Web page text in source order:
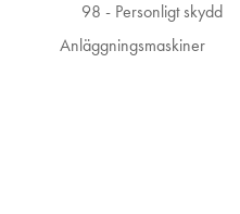
98 - Personligt skydd
Anläggningsmaskiner